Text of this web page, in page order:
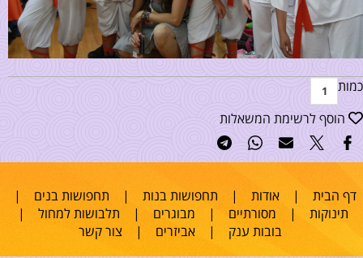
כמות
הוסף לרשימת המשאלות
דף הבית |אודות | תחפושות בנות | תחפושות בנים |
תינוקות | מסורתיים | מבוגרים | תלבושות למחול |
בובות ענק |אביזרים | צור קשר